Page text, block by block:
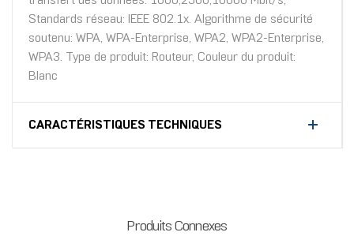
Standards réseau: IEEE 802.1x. Algorithme de sécurité
soutenu: WPA, WPA-Enterprise, WPA2, WPA2-Enterprise,
WPA3. Type de produit: Routeur, Couleur du produit:
Blanc
CARACTÉRISTIQUES TECHNIQUES
Produits Connexes